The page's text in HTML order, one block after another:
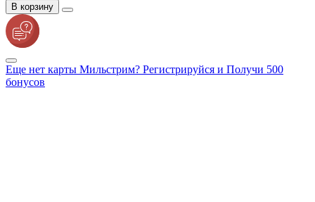
В корзину
Еще нет карты Мильстрим? Регистрируйся и Получи 500
бонусов